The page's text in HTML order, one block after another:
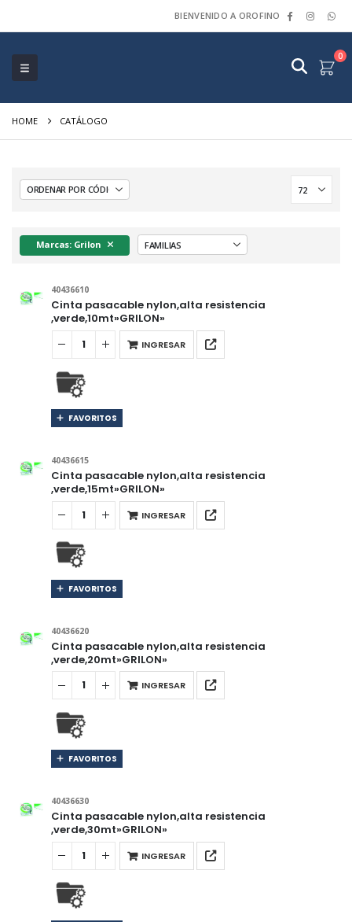
BIENVENIDO A OROFINO
0
HOME CATÁLOGO
Marcas: Grilon
40436610
Cinta pasacable nylon,alta resistencia
,verde,10mt»GRILON»
INGRESAR
FAVORITOS
40436615
Cinta pasacable nylon,alta resistencia
,verde,15mt»GRILON»
INGRESAR
FAVORITOS
40436620
Cinta pasacable nylon,alta resistencia
,verde,20mt»GRILON»
INGRESAR
FAVORITOS
40436630
Cinta pasacable nylon,alta resistencia
,verde,30mt»GRILON»
INGRESAR